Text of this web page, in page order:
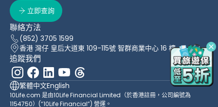
立即查詢
聯絡方法
(852) 3705 1599
香港 灣仔 皇后大道東 109-115號 智群商業中心 16 樓
追蹤我們
繁體中文English
10Life.com 是由10Life Financial Limited（於香港註冊，公司編號為
1154750）(“10Life Financial”) 營運。